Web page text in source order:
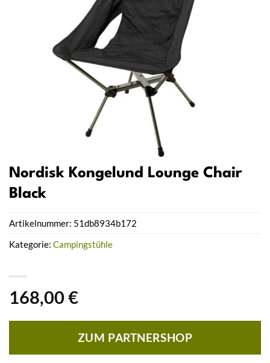
Nordisk Kongelund Lounge Chair
Black
168,00 €
ZUM PARTNERSHOP
Artikelnummer: 51db8934b172
Kategorie: Campingstühle